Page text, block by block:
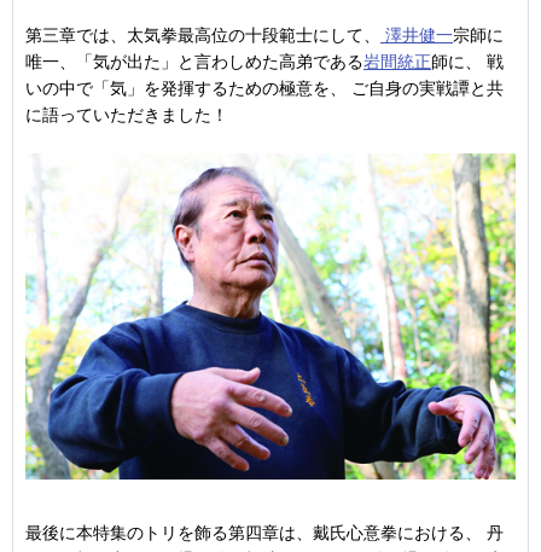
第三章では、太気拳最高位の十段範士にして、 澤井健一宗師に
唯一、「気が出た」と言わしめた高弟である岩間統正師に、 戦
いの中で「気」を発揮するための極意を、 ご自身の実戦譚と共
に語っていただきました！
最後に本特集のトリを飾る第四章は、戴氏心意拳における、 丹